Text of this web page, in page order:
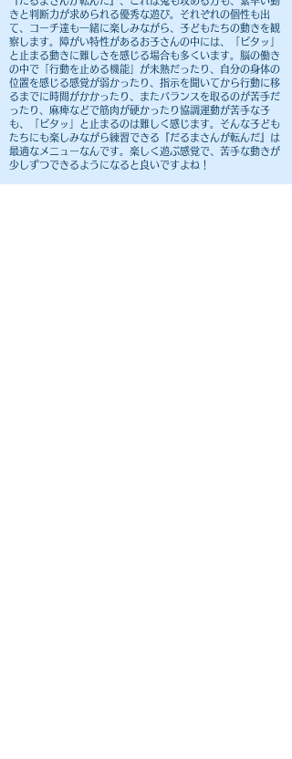
きと判断力が求められる優秀な遊び。それぞれの個性も出
て、コーチ達も一緒に楽しみながら、子どもたちの動きを観
察します。障がい特性があるお子さんの中には、「ピタッ」
と止まる動きに難しさを感じる場合も多くいます。脳の働き
の中で「行動を止める機能」が未熟だったり、自分の身体の
位置を感じる感覚が弱かったり、指示を聞いてから行動に移
るまでに時間がかかったり、またバランスを取るのが苦手だ
ったり、麻痺などで筋肉が硬かったり協調運動が苦手な子
も、「ピタッ」と止まるのは難しく感じます。そんな子ども
たちにも楽しみながら練習できる『だるまさんが転んだ』は
最適なメニューなんです。楽しく遊ぶ感覚で、苦手な動きが
少しずつできるようになると良いですよね！